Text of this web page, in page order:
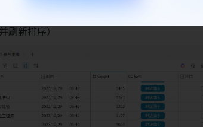
除当前词卡）
刷新排序）